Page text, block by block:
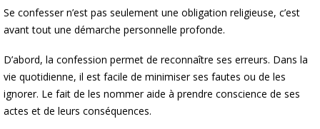
Se confesser n’est pas seulement une obligation religieuse, c’est
avant tout une démarche personnelle profonde.
D’abord, la confession permet de reconnaître ses erreurs. Dans la
vie quotidienne, il est facile de minimiser ses fautes ou de les
ignorer. Le fait de les nommer aide à prendre conscience de ses
actes et de leurs conséquences.